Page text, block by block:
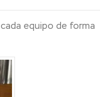
equipo de forma